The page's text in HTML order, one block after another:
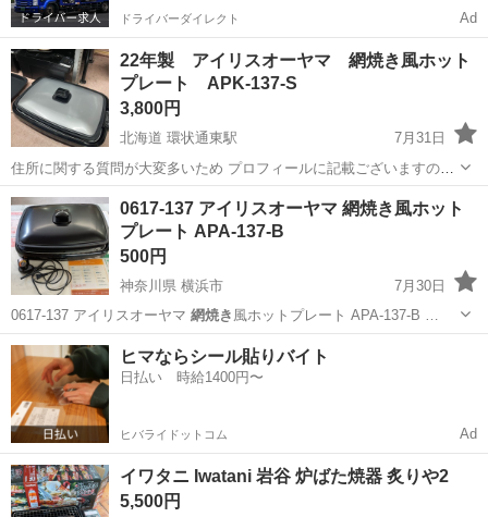
ドライバーダイレクト Ad
22年製 アイリスオーヤマ 網焼き風ホット
プレート APK-137-S
3,800円
北海道 環状通東駅
7月31日
住所に関する質問が大変多いため プロフィールに記載ございますので
先にご確認くださいませ 2022年製 動作確認済み 清掃済み 多少の使
用感はございますが大きなダメージもなくまだまだ使えます。 札幌市
内+1000円で建...
北海道 札幌市 キッチン家電 網焼き
0617-137 アイリスオーヤマ 網焼き風ホット
プレート APA-137-B
500円
神奈川県 横浜市
7月30日
0617-137 アイリスオーヤマ 網焼き 風ホットプレート APA-137-B …
神奈川 横浜市 キッチン家電 リユース
ヒマならシール貼りバイト
日払い 時給1400円〜
ヒバライドットコム Ad
イワタニ Iwatani 岩谷 炉ばた焼器 炙りや2
5,500円